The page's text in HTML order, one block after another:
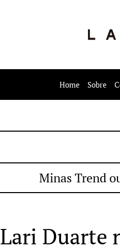
Home Sobre
Minas Trend
Lari Duarte